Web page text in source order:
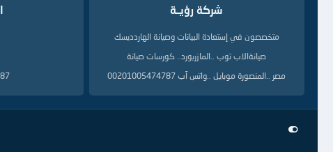
شركة رؤيــة
متخصصون في إستعادة البيانات وصيانة الهاردديسك
صيانةالاب توب ..المازربورد.. كورسات صيانة
مصر ..المنصورة موبايل ..واتس آب 00201005474787